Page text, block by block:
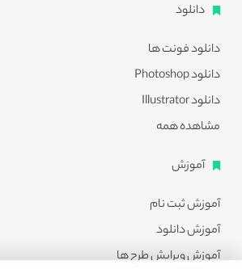
دانلود
دانلود فونت ها
دانلود Photoshop
دانلود Illustrator
مشاهده همه
آموزش
آموزش ثبت نام
آموزش دانلود
آموزش ویرایش طرح ها